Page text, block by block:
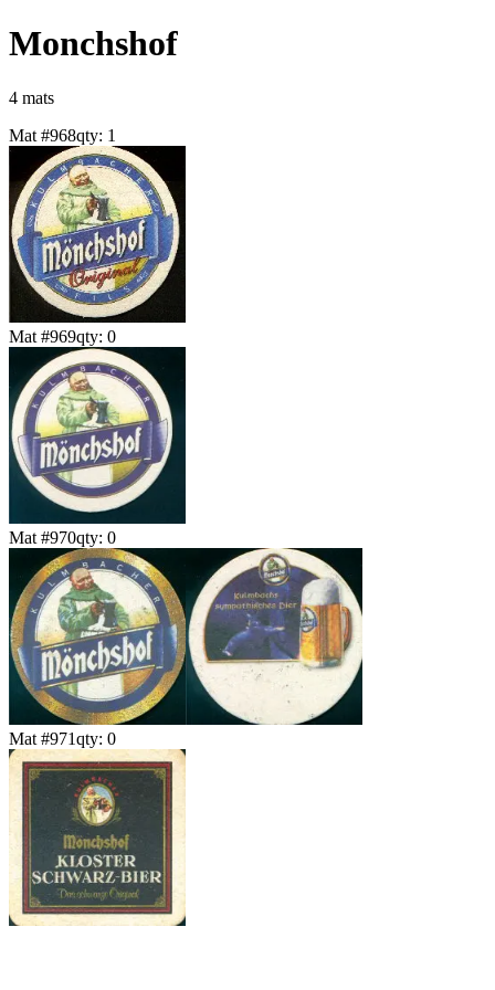
Monchshof
4 mats
Mat #968qty: 1
Mat #969qty: 0
Mat #970qty: 0
Mat #971qty: 0